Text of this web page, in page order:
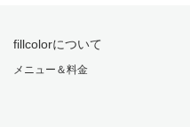
fillcolorについて
メニュー＆料金